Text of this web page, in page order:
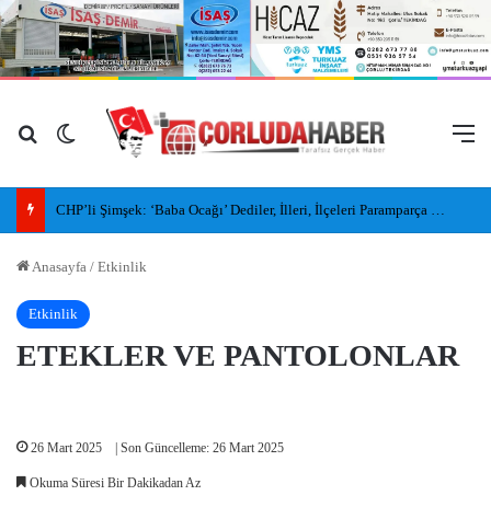
Arama yap ...
Dış görünümü değiştir
Anasayfa / Etkinlik
Etkinlik
ETEKLER VE PANTOLONLAR
26 Mart 2025 | Son Güncelleme: 26 Mart 2025
Okuma Süresi Bir Dakikadan Az